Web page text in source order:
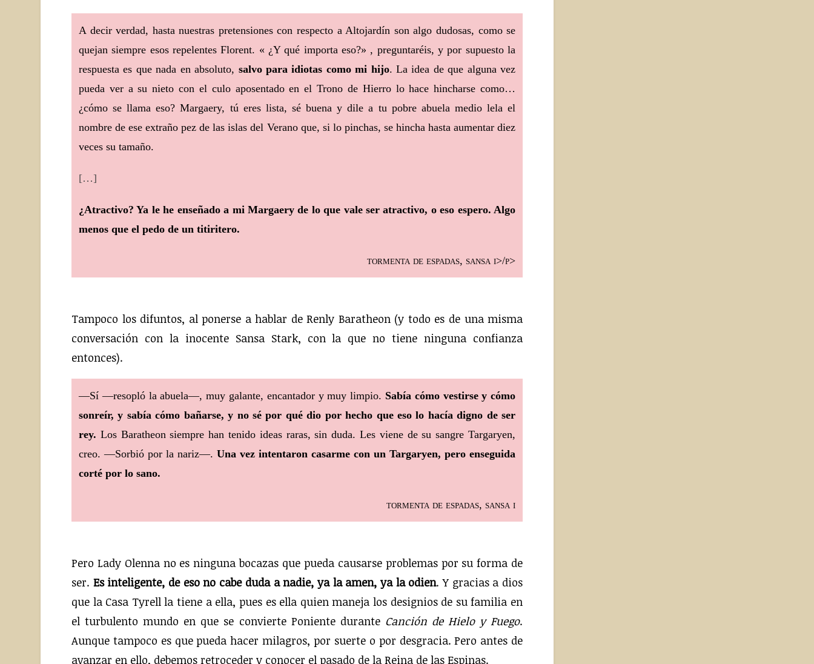
A decir verdad, hasta nuestras pretensiones con respecto a Altojardín son algo dudosas, como se
quejan siempre esos repelentes Florent. « ¿Y qué importa eso?» , preguntaréis, y por supuesto la
respuesta es que nada en absoluto, salvo para idiotas como mi hijo. La idea de que alguna vez
pueda ver a su nieto con el culo aposentado en el Trono de Hierro lo hace hincharse como…
¿cómo se llama eso? Margaery, tú eres lista, sé buena y dile a tu pobre abuela medio lela el
nombre de ese extraño pez de las islas del Verano que, si lo pinchas, se hincha hasta aumentar diez
veces su tamaño.
[…]
¿Atractivo? Ya le he enseñado a mi Margaery de lo que vale ser atractivo, o eso espero. Algo
menos que el pedo de un titiritero.
tormenta de espadas, sansa i>/p>
Tampoco los difuntos, al ponerse a hablar de Renly Baratheon (y todo es de una misma
conversación con la inocente Sansa Stark, con la que no tiene ninguna confianza
entonces).
—Sí —resopló la abuela—, muy galante, encantador y muy limpio. Sabía cómo vestirse y cómo
sonreír, y sabía cómo bañarse, y no sé por qué dio por hecho que eso lo hacía digno de ser
rey. Los Baratheon siempre han tenido ideas raras, sin duda. Les viene de su sangre Targaryen,
creo. —Sorbió por la nariz—.Una vez intentaron casarme con un Targaryen, pero enseguida
corté por lo sano.
tormenta de espadas, sansa i
Pero Lady Olenna no es ninguna bocazas que pueda causarse problemas por su forma de
ser. Es inteligente, de eso no cabe duda a nadie, ya la amen, ya la odien. Y gracias a dios
que la Casa Tyrell la tiene a ella, pues es ella quien maneja los designios de su familia en
el turbulento mundo en que se convierte Poniente durante Canción de Hielo y Fuego.
Aunque tampoco es que pueda hacer milagros, por suerte o por desgracia. Pero antes de
avanzar en ello, debemos retroceder y conocer el pasado de la Reina de las Espinas.